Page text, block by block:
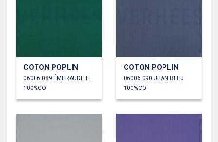
COTON POPLIN
06006.089 ÉMERAUDE FONCÉ
100%CO
COTON POPLIN
06006.090 JEAN BLEU
100%CO